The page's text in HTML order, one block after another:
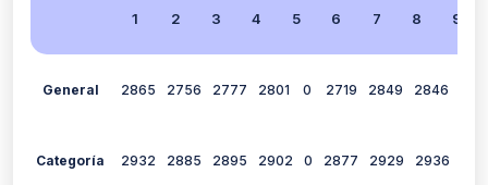
1
2 3 4 5 6 7 8 9
General 2865 2756 2777 2801 0 2719 2849 2846
Categoría 2932 2885 2895 2902 0 2877 2929 2936